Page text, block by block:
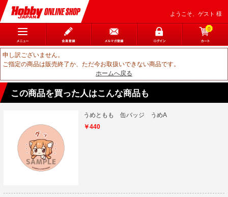
ようこそ、ゲスト 様
0
申し訳ございません。
ご指定の商品は販売終了か、ただ今お取扱いできない商品です。
ホームへ戻る
この商品を買った人はこんな商品も
うめともも 缶バッジ うめA
￥440